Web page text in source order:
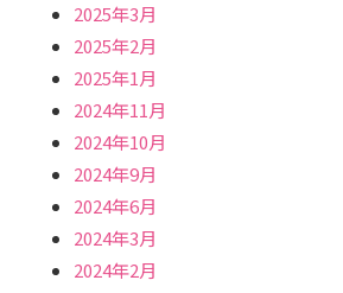
2025年3月
2025年2月
2025年1月
2024年11月
2024年10月
2024年9月
2024年6月
2024年3月
2024年2月